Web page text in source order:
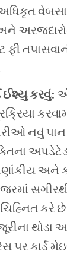
ફી
ઈશ્યુ કરવું:
નવું પાન
અને
કરે
થોડા
પર કાર્ડ